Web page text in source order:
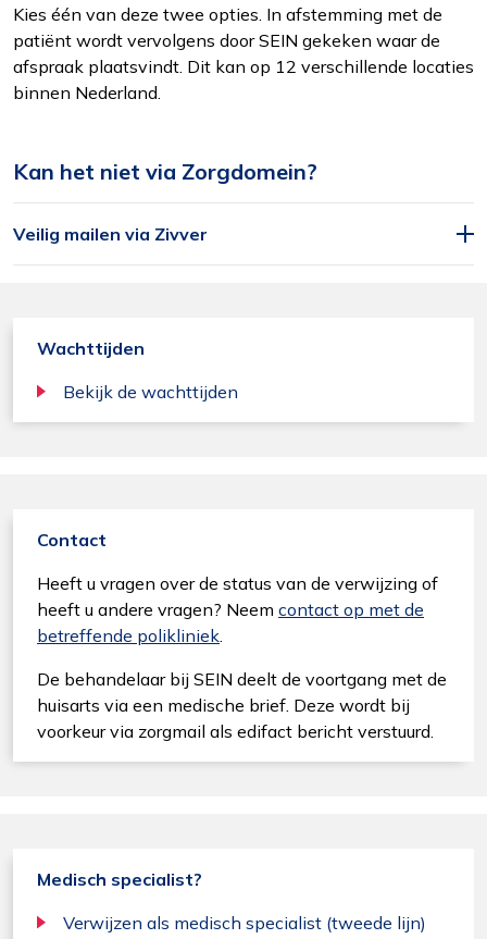
Ook de cookies plaatsen die nodig zijn om te
zien of wij de juiste doelgroep bereiken.
stemmen op uw wensen en interesses.
Kies één van deze twee opties. In afstemming met de
patiënt wordt vervolgens door SEIN gekeken waar de
afspraak plaatsvindt. Dit kan op 12 verschillende locaties
binnen Nederland.
Kan het niet via Zorgdomein?
Veilig mailen via Zivver
Wachttijden
Bekijk de wachttijden
Contact
Heeft u vragen over de status van de verwijzing of
heeft u andere vragen? Neem contact op met de
betreffende polikliniek.
De behandelaar bij SEIN deelt de voortgang met de
huisarts via een medische brief. Deze wordt bij
voorkeur via zorgmail als edifact bericht verstuurd.
Medisch specialist?
Verwijzen als medisch specialist (tweede lijn)